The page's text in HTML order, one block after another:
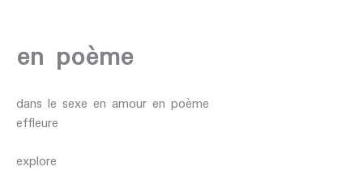
en poème
dans le sexe en amour en poème
effleure
explore